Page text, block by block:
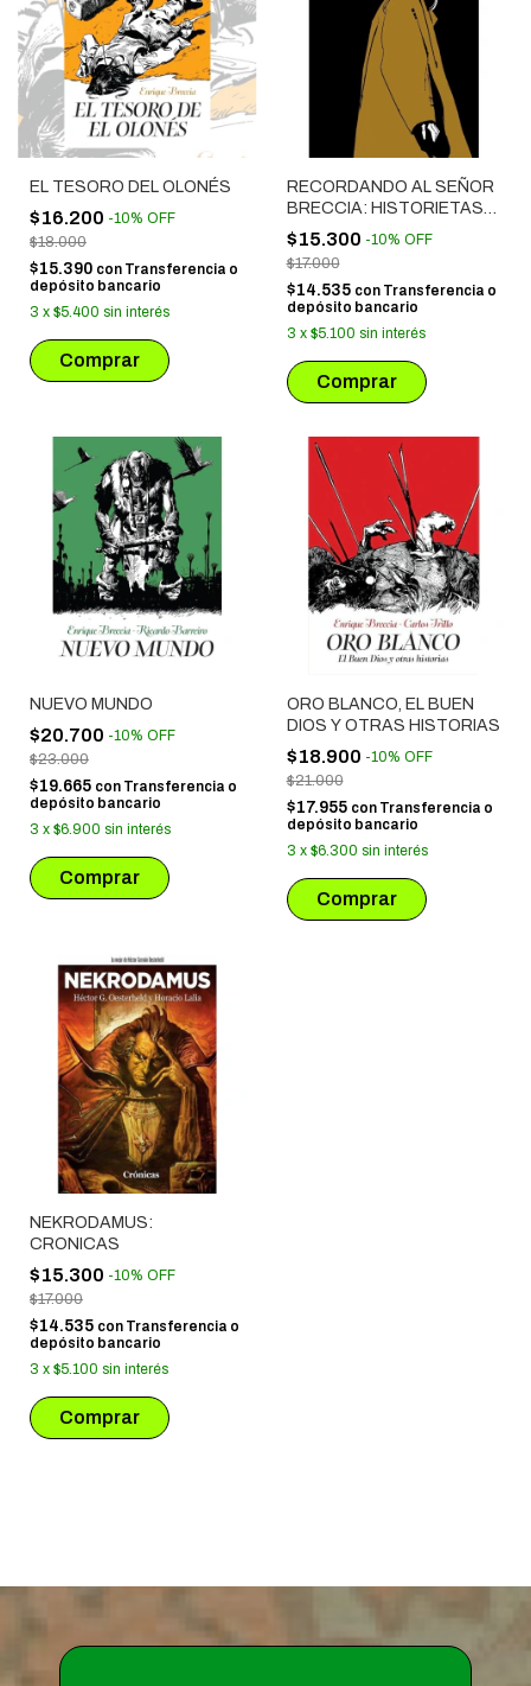
EL TESORO DEL OLONÉS
$16.200 -10% OFF
$18.000
$15.390 con Transferencia o
depósito bancario
3 x $5.400 sin interés
RECORDANDO AL SEÑOR
BRECCIA: HISTORIETAS
1977 - 1982
$15.300 -10% OFF
$17.000
$14.535 con Transferencia o
depósito bancario
3 x $5.100 sin interés
NUEVO MUNDO
$20.700 -10% OFF
$23.000
$19.665 con Transferencia o
depósito bancario
3 x $6.900 sin interés
ORO BLANCO, EL BUEN
DIOS Y OTRAS HISTORIAS
$18.900 -10% OFF
$21.000
$17.955 con Transferencia o
depósito bancario
3 x $6.300 sin interés
NEKRODAMUS:
CRONICAS
$15.300 -10% OFF
$17.000
$14.535 con Transferencia o
depósito bancario
3 x $5.100 sin interés